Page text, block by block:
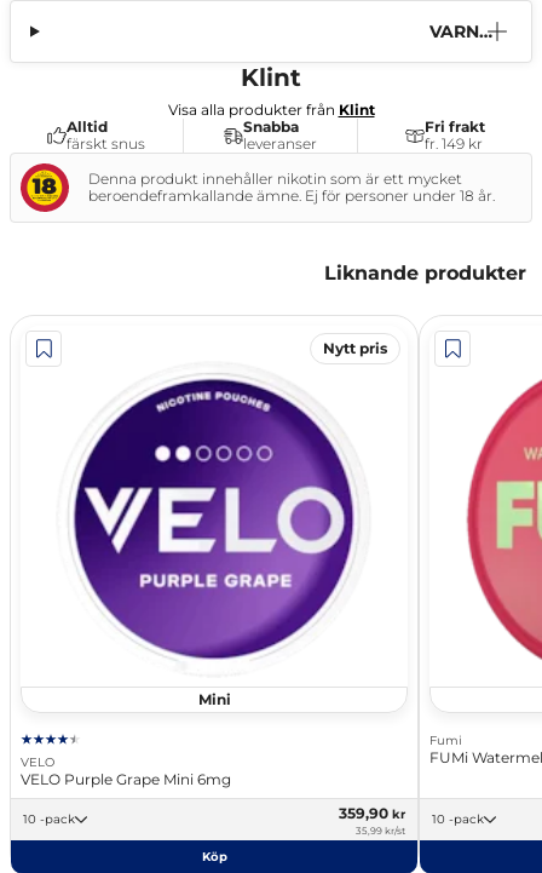
VARNI
Klint
Visa alla produkter från Klint
Alltid
färskt snus
Snabba
leveranser
Fri frakt
fr. 149 kr
Denna produkt innehåller nikotin som är ett mycket
beroendeframkallande ämne. Ej för personer under 18 år.
Liknande produkter
Nytt pris
Mini
VELO
VELO Purple Grape Mini 6mg
10 -pack 359,90 kr
35,99 kr/st
Köp
Fumi
FUMi
10 -pack